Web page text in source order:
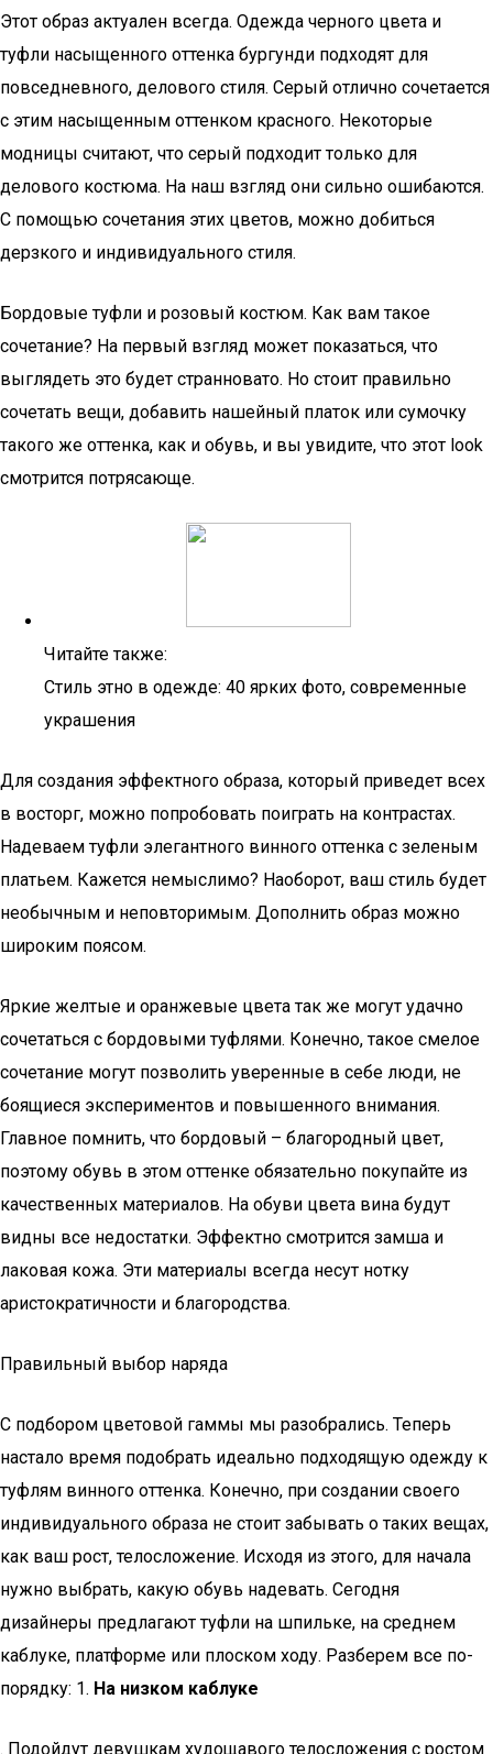
Этот образ актуален всегда. Одежда черного цвета и
туфли насыщенного оттенка бургунди подходят для
повседневного, делового стиля. Серый отлично сочетается
с этим насыщенным оттенком красного. Некоторые
модницы считают, что серый подходит только для
делового костюма. На наш взгляд они сильно ошибаются.
С помощью сочетания этих цветов, можно добиться
дерзкого и индивидуального стиля.
Бордовые туфли и розовый костюм. Как вам такое
сочетание? На первый взгляд может показаться, что
выглядеть это будет странновато. Но стоит правильно
сочетать вещи, добавить нашейный платок или сумочку
такого же оттенка, как и обувь, и вы увидите, что этот look
смотрится потрясающе.
Читайте также:
Стиль этно в одежде: 40 ярких фото, современные
украшения
Для создания эффектного образа, который приведет всех
в восторг, можно попробовать поиграть на контрастах.
Надеваем туфли элегантного винного оттенка с зеленым
платьем. Кажется немыслимо? Наоборот, ваш стиль будет
необычным и неповторимым. Дополнить образ можно
широким поясом.
Яркие желтые и оранжевые цвета так же могут удачно
сочетаться с бордовыми туфлями. Конечно, такое смелое
сочетание могут позволить уверенные в себе люди, не
боящиеся экспериментов и повышенного внимания.
Главное помнить, что бордовый – благородный цвет,
поэтому обувь в этом оттенке обязательно покупайте из
качественных материалов. На обуви цвета вина будут
видны все недостатки. Эффектно смотрится замша и
лаковая кожа. Эти материалы всегда несут нотку
аристократичности и благородства.
Правильный выбор наряда
С подбором цветовой гаммы мы разобрались. Теперь
настало время подобрать идеально подходящую одежду к
туфлям винного оттенка. Конечно, при создании своего
индивидуального образа не стоит забывать о таких вещах,
как ваш рост, телосложение. Исходя из этого, для начала
нужно выбрать, какую обувь надевать. Сегодня
дизайнеры предлагают туфли на шпильке, на среднем
каблуке, платформе или плоском ходу. Разберем все по-
порядку: 1. На низком каблуке
. Подойдут девушкам худощавого телосложения с ростом